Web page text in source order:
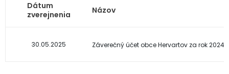
Dátum
zverejnenia
Názov
30.05.2025 Záverečný účet obce Hervartov za rok 2024